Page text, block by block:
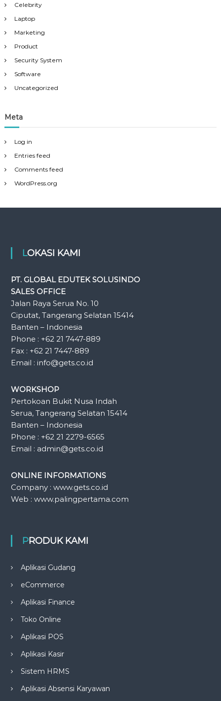
Celebrity
Laptop
Marketing
Product
Security System
Software
Uncategorized
Meta
Log in
Entries feed
Comments feed
WordPress.org
LOKASI KAMI
PT. GLOBAL EDUTEK SOLUSINDO
SALES OFFICE
Jalan Raya Serua No. 10
Ciputat, Tangerang Selatan 15414
Banten – Indonesia
Phone : +62 21 7447-889
Fax : +62 21 7447-889
Email : info@gets.co.id
WORKSHOP
Pertokoan Bukit Nusa Indah
Serua, Tangerang Selatan 15414
Banten – Indonesia
Phone : +62 21 2279-6565
Email : admin@gets.co.id
ONLINE INFORMATIONS
Company : www.gets.co.id
Web : www.palingpertama.com
PRODUK KAMI
Aplikasi Gudang
eCommerce
Aplikasi Finance
Toko Online
Aplikasi POS
Aplikasi Kasir
Sistem HRMS
Aplikasi Absensi Karyawan